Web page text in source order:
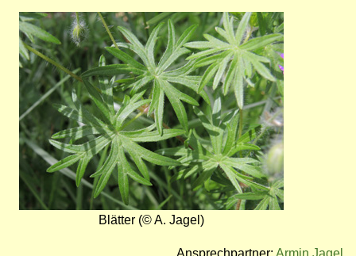
Bild
Blätter (© A. Jagel)